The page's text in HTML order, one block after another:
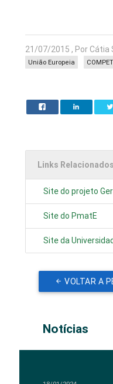
21/07/2015 , Por Cátia
União Europeia
Links Relacionados
Site do projeto
Site do PmatE
Site da
VOLTAR A
Notícias